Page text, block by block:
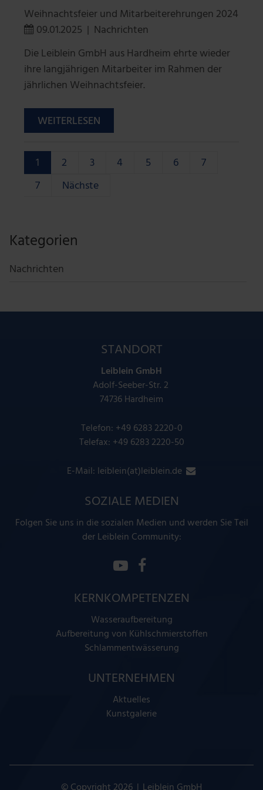
Weihnachtsfeier und Mitarbeiterehrungen 2024
09.01.2025
Nachrichten
Die Leiblein GmbH aus Hardheim ehrte wieder
ihre langjährigen Mitarbeiter im Rahmen der
jährlichen Weihnachtsfeier.
WEITERLESEN
1 2 3 4 5 6 7
7 Nächste
Kategorien
Nachrichten
STANDORT
Leiblein GmbH
Adolf-Seeber-Str. 2
74736 Hardheim
Telefon: +49 6283 2220-0
Telefax: +49 6283 2220-50
E-Mail: leiblein(at)leiblein.de
SOZIALE MEDIEN
Folgen Sie uns in die sozialen Medien und werden Sie Teil
der Leiblein Community:
KERNKOMPETENZEN
Wasseraufbereitung
Aufbereitung von Kühlschmierstoffen
Schlammentwässerung
UNTERNEHMEN
Aktuelles
Kunstgalerie
© Copyright 2026 | Leiblein GmbH